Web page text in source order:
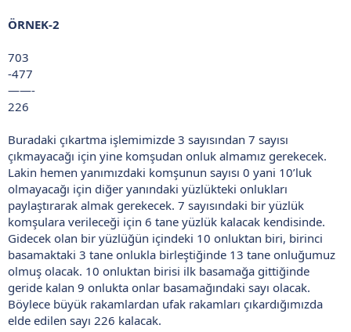
ÖRNEK-2
703
-477
——-
226
Buradaki çıkartma işlemimizde 3 sayısından 7 sayısı
çıkmayacağı için yine komşudan onluk almamız gerekecek.
Lakin hemen yanımızdaki komşunun sayısı 0 yani 10’luk
olmayacağı için diğer yanındaki yüzlükteki onlukları
paylaştırarak almak gerekecek. 7 sayısındaki bir yüzlük
komşulara verileceği için 6 tane yüzlük kalacak kendisinde.
Gidecek olan bir yüzlüğün içindeki 10 onluktan biri, birinci
basamaktaki 3 tane onlukla birleştiğinde 13 tane onluğumuz
olmuş olacak. 10 onluktan birisi ilk basamağa gittiğinde
geride kalan 9 onlukta onlar basamağındaki sayı olacak.
Böylece büyük rakamlardan ufak rakamları çıkardığımızda
elde edilen sayı 226 kalacak.